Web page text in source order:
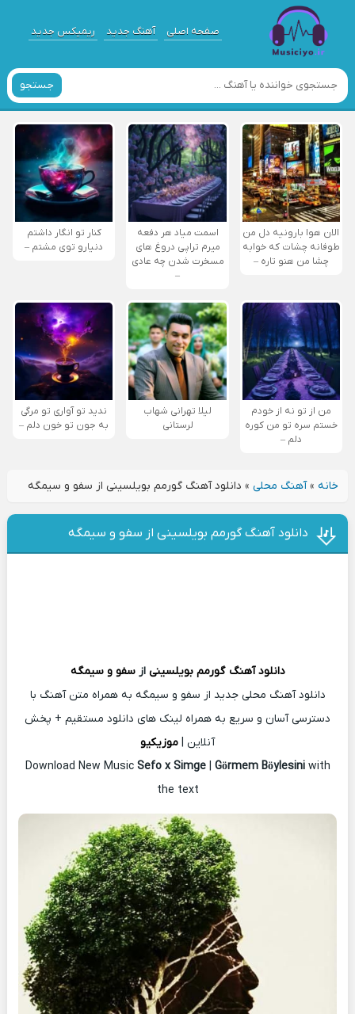
صفحه اصلی آهنگ جدید ریمیکس جدید
جستجو
الان هوا بارونیه دل من
طوفانه چشات که خوابه
چشا من هنو تاره –
اسمت میاد هر دفعه
میرم تراپی دروغ‌ های
مسخرت شدن چه عادی
–
کنار تو انگار داشتم
دنیارو توی مشتم –
من از تو نه از خودم
خستم سره تو من کوره
دلم –
لیلا تهرانی شهاب
لرستانی
ندید تو آواری تو مرگی
به جون تو خون دلم –
خانه»آهنگ محلی» دانلود آهنگ گورمم بویلسینی از سفو و سیمگه
دانلود آهنگ گورمم بویلسینی از سفو و سیمگه
دانلود آهنگ گورمم بویلسینی ازسفو و سیمگه
دانلود آهنگ محلی جدید از سفو و سیمگه به همراه متن آهنگ با
دسترسی آسان و سریع به همراه لینک های دانلود مستقیم + پخش
آنلاین | موزیکیو
Download New Music Sefo x Simge| Görmem Böylesini with
the text